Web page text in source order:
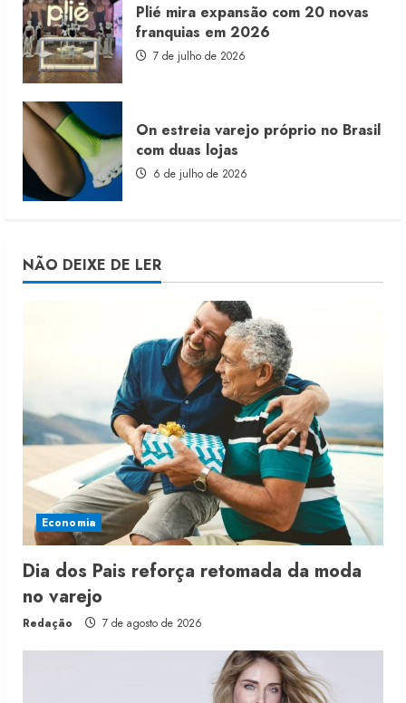
Plié mira expansão com 20 novas
franquias em 2026
7 de julho de 2026
On estreia varejo próprio no Brasil
com duas lojas
6 de julho de 2026
NÃO DEIXE DE LER
Economia
Dia dos Pais reforça retomada da moda
no varejo
Redação 7 de agosto de 2026